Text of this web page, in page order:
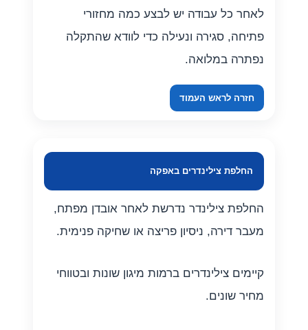
לאחר כל עבודה יש לבצע כמה מחזורי
פתיחה, סגירה ונעילה כדי לוודא שהתקלה
נפתרה במלואה.
חזרה לראש העמוד
החלפת צילינדרים באפקה
החלפת צילינדר נדרשת לאחר אובדן מפתח,
מעבר דירה, ניסיון פריצה או שחיקה פנימית.
קיימים צילינדרים ברמות מיגון שונות ובטווחי
מחיר שונים.